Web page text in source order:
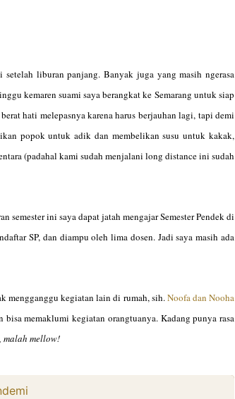
liburan panjang. Banyak juga yang masih ngerasa
kemaren suami saya berangkat ke Semarang untuk siap
hati melepasnya karena harus berjauhan lagi, tapi demi
popok untuk adik dan membelikan susu untuk kakak,
(padahal kami sudah menjalani long distance ini sudah
semester ini saya dapat jatah mengajar Semester Pendek di
SP, dan diampu oleh lima dosen. Jadi saya masih ada
mengganggu kegiatan lain di rumah, sih.Noofa dan Nooha
memaklumi kegiatan orangtuanya. Kadang punya rasa
malah mellow!